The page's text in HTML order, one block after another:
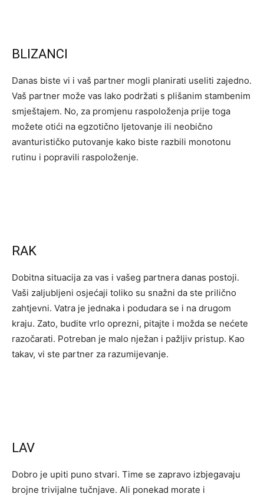
BLIZANCI
Danas biste vi i vaš partner mogli planirati useliti zajedno.
Vaš partner može vas lako podržati s plišanim stambenim
smještajem. No, za promjenu raspoloženja prije toga
možete otići na egzotično ljetovanje ili neobično
avanturističko putovanje kako biste razbili monotonu
rutinu i popravili raspoloženje.
RAK
Dobitna situacija za vas i vašeg partnera danas postoji.
Vaši zaljubljeni osjećaji toliko su snažni da ste prilično
zahtjevni. Vatra je jednaka i podudara se i na drugom
kraju. Zato, budite vrlo oprezni, pitajte i možda se nećete
razočarati. Potreban je malo nježan i pažljiv pristup. Kao
takav, vi ste partner za razumijevanje.
LAV
Dobro je upiti puno stvari. Time se zapravo izbjegavaju
brojne trivijalne tučnjave. Ali ponekad morate i